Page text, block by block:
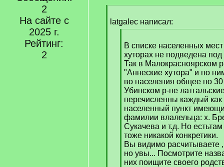
2
На сайте с
2025 г.
Рейтинг:
2
qlatgalec написал:
q
]
В списке населенных
хуторах не подведена под
Так в Малокрасноярском
"Аннеские хутора" и по
во населения общее по
Убинском р-не
перечисленны каждый
населенный пункт
фамилии влалельца: х.
Сукачева и т.д. Но
тоже никакой конкретики.
Вы видимо расчитываете
но увы... Посмотрите
них поищите своего